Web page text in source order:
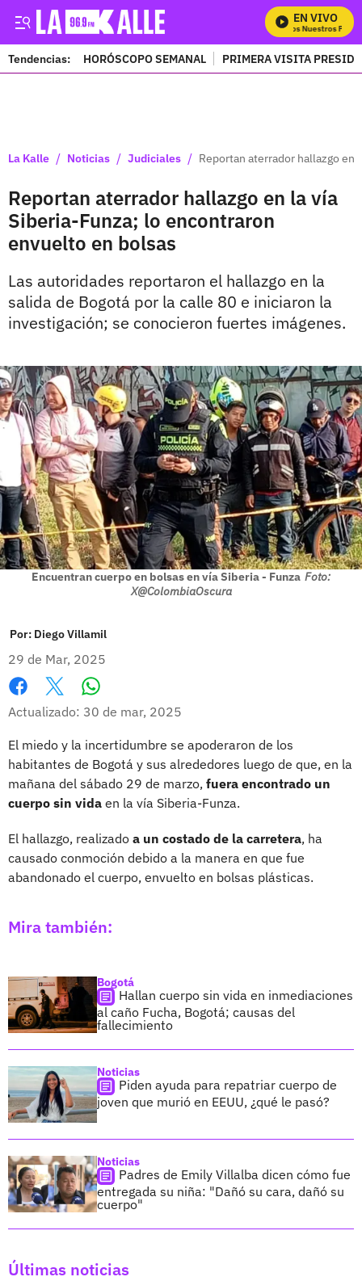
EN VIVO
Mira Todos Nuestros
Tendencias: HORÓSCOPO SEMANAL PRIMERA VISITA
La Kalle / Noticias / Judiciales / Reportan aterrador hallazgo
Reportan aterrador hallazgo en la vía
Siberia-Funza; lo encontraron
envuelto en bolsas
Las autoridades reportaron el hallazgo en la
salida de Bogotá por la calle 80 e iniciaron la
investigación; se conocieron fuertes imágenes.
Encuentran cuerpo en bolsas en vía Siberia - Funza Foto:
X@ColombiaOscura
Por: Diego Villamil
29 de Mar, 2025
Facebook
X
Actualizado: 30 de mar, 2025
El miedo y la incertidumbre se apoderaron de los
habitantes de Bogotá y sus alrededores luego de que, en la
mañana del sábado 29 de marzo, fuera encontrado un
cuerpo sin vida en la vía Siberia-Funza.
El hallazgo, realizado a un costado de la carretera, ha
causado conmoción debido a la manera en que fue
abandonado el cuerpo, envuelto en bolsas plásticas.
Mira también:
Bogotá
Hallan cuerpo sin vida en inmediaciones
al caño Fucha, Bogotá; causas del
fallecimiento
Noticias
Piden ayuda para repatriar cuerpo de
joven que murió en EEUU, ¿qué le pasó?
Noticias
Padres de Emily Villalba dicen cómo fue
entregada su niña: "Dañó su cara, dañó su
cuerpo"
Últimas noticias